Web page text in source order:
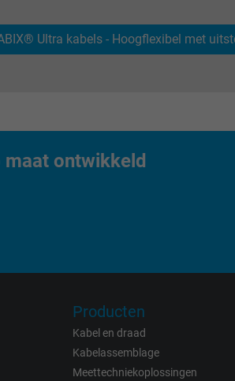
showing targeted advertising to the
test_cookie, Google DoubleClick
Google LLC
Ultra kabels - Hoogflexibel met
ontwikkeld
Producten
Kabel en draad
Kabelassemblage
Meettechniekoplossingen